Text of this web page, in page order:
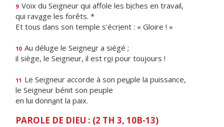
9 Voix du Seigneur qui affole les biches en travail,
qui ravage les forêts. *
Et tous dans son temple s'écrient : « Gloire ! »
10 Au déluge le Seigneur a siégé ;
il siège, le Seigneur, il est roi pour toujours !
11 Le Seigneur accorde à son peuple la puissance,
le Seigneur bénit son peuple
en lui donnant la paix.
PAROLE DE DIEU : (2 TH 3, 10B-13)